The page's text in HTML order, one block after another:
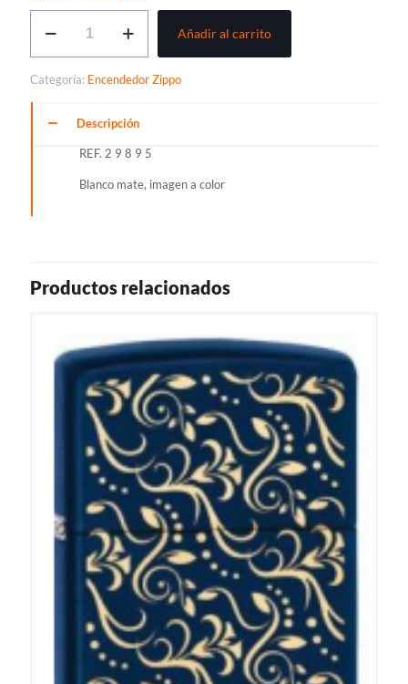
ZIPPO
Añadir al carrito
Categoría: Encendedor Zippo
Descripción
REF. 2 9 8 9 5
Blanco mate, imagen a color
Productos relacionados